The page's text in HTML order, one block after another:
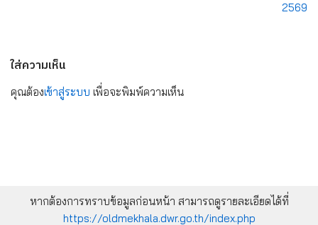
2569
ใส่ความเห็น
คุณต้องเข้าสู่ระบบ เพื่อจะพิมพ์ความเห็น
หากต้องการทราบข้อมูลก่อนหน้า สามารถดูรายละเอียดได้ที่
https://oldmekhala.dwr.go.th/index.php